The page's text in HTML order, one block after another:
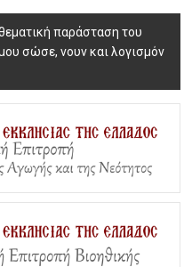
παράσταση του
σώσε, νουν και λογισμόν